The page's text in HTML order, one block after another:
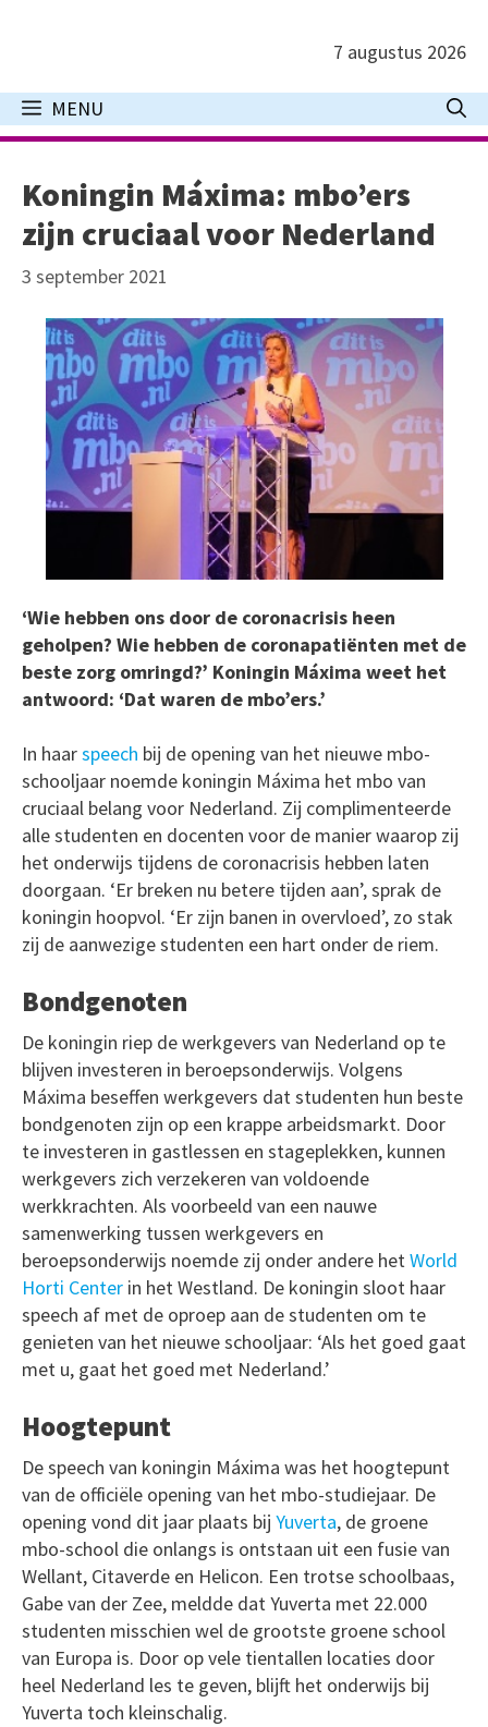
inhoud
7 augustus 2026
MENU
Koningin Máxima: mbo’ers
zijn cruciaal voor Nederland
3 september 2021
‘Wie hebben ons door de coronacrisis heen
geholpen? Wie hebben de coronapatiënten met de
beste zorg omringd?’ Koningin Máxima weet het
antwoord: ‘Dat waren de mbo’ers.’
In haarspeech bij de opening van het nieuwe mbo-
schooljaar noemde koningin Máxima het mbo van
cruciaal belang voor Nederland. Zij complimenteerde
alle studenten en docenten voor de manier waarop zij
het onderwijs tijdens de coronacrisis hebben laten
doorgaan. ‘Er breken nu betere tijden aan’, sprak de
koningin hoopvol. ‘Er zijn banen in overvloed’, zo stak
zij de aanwezige studenten een hart onder de riem.
Bondgenoten
De koningin riep de werkgevers van Nederland op te
blijven investeren in beroepsonderwijs. Volgens
Máxima beseffen werkgevers dat studenten hun beste
bondgenoten zijn op een krappe arbeidsmarkt. Door
te investeren in gastlessen en stageplekken, kunnen
werkgevers zich verzekeren van voldoende
werkkrachten. Als voorbeeld van een nauwe
samenwerking tussen werkgevers en
beroepsonderwijs noemde zij onder andere hetWorld
Horti Center in het Westland. De koningin sloot haar
speech af met de oproep aan de studenten om te
genieten van het nieuwe schooljaar: ‘Als het goed gaat
met u, gaat het goed met Nederland.’
Hoogtepunt
De speech van koningin Máxima was het hoogtepunt
van de officiële opening van het mbo-studiejaar. De
opening vond dit jaar plaats bij Yuverta, de groene
mbo-school die onlangs is ontstaan uit een fusie van
Wellant, Citaverde en Helicon. Een trotse schoolbaas,
Gabe van der Zee, meldde dat Yuverta met 22.000
studenten misschien wel de grootste groene school
van Europa is. Door op vele tientallen locaties door
heel Nederland les te geven, blijft het onderwijs bij
Yuverta toch kleinschalig.